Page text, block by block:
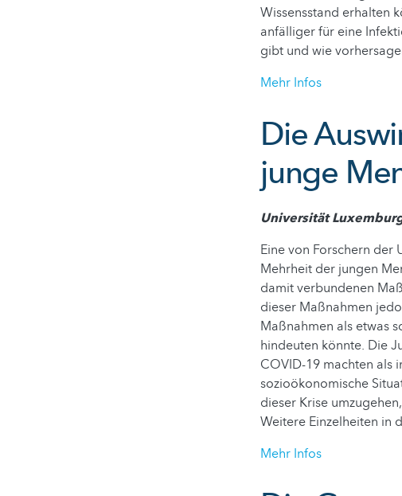
Wissensstand erhalten
anfälliger für eine
gibt und wie
Mehr Infos
Die
junge
Universität
Eine von Forschern der
Mehrheit der jungen
damit verbundenen
dieser Maßnahmen
Maßnahmen als etwas
hindeuten könnte. Die
COVID-19 machten als
sozioökonomische
dieser Krise
Weitere Einzelheiten in
Mehr Infos